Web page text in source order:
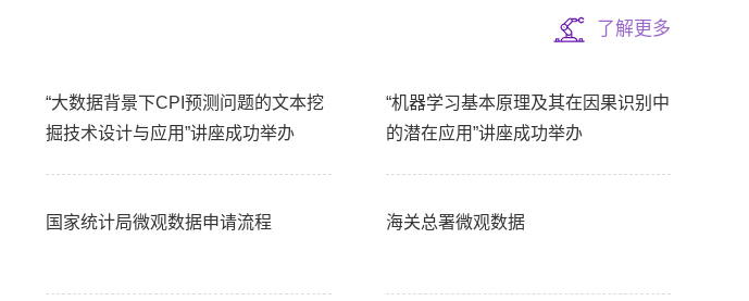
了解更多
“大数据背景下CPI预测问题的文本挖
掘技术设计与应用”讲座成功举办
“机器学习基本原理及其在因果识别中
的潜在应用”讲座成功举办
国家统计局微观数据申请流程 海关总署微观数据